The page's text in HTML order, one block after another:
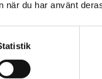
när du har använt
tvivel kring
och framtiden